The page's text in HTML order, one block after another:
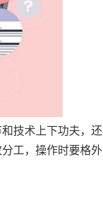
技术上下功夫，还
工，操作时要格外